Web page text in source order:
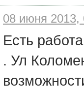
08 июня 2013,
Есть
. Ул